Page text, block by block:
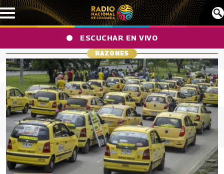
Pasar al contenido principal
ESCUCHAR EN VIVO
RAZONES